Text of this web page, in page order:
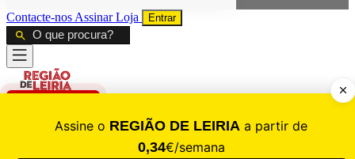
Contacte-nos AssinarLoja Entrar